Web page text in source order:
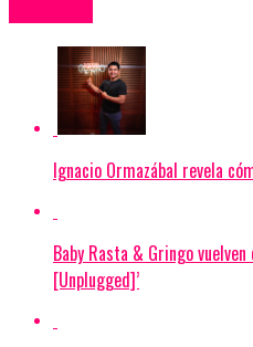
Ignacio Ormazábal revela
Baby Rasta & Gringo
[Unplugged]’